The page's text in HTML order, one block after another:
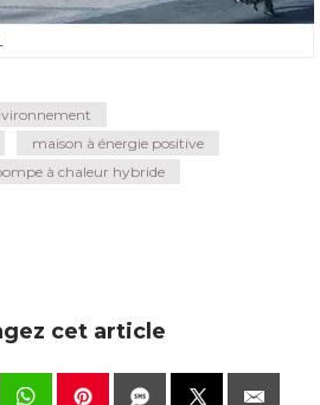
maison à énergie positive
à chaleur hybride
cet article